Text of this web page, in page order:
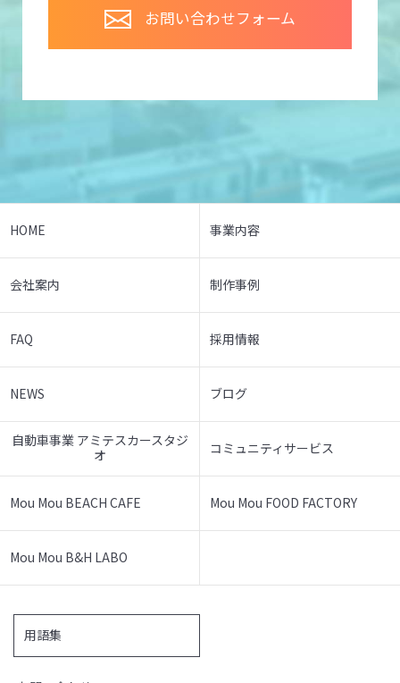
お問い合わせフォーム
HOME 事業内容
会社案内 制作事例
FAQ 採用情報
NEWS ブログ
自動車事業 アミテスカースタジ
オ
コミュニティサービス
Mou Mou BEACH CAFE Mou Mou FOOD FACTORY
Mou Mou B&H LABO
用語集